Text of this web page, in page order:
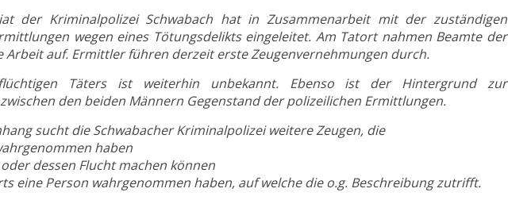
der Kriminalpolizei Schwabach hat in Zusammenarbeit mit der zuständigen
wegen eines Tötungsdelikts eingeleitet. Am Tatort nahmen Beamte der
Arbeit auf. Ermittler führen derzeit erste Zeugenvernehmungen durch.
Täters ist weiterhin unbekannt. Ebenso ist der Hintergrund zur
den beiden Männern Gegenstand der polizeilichen Ermittlungen.
sucht die Schwabacher Kriminalpolizei weitere Zeugen, die
haben
dessen Flucht machen können
eine Person wahrgenommen haben, auf welche die o.g. Beschreibung zutrifft.